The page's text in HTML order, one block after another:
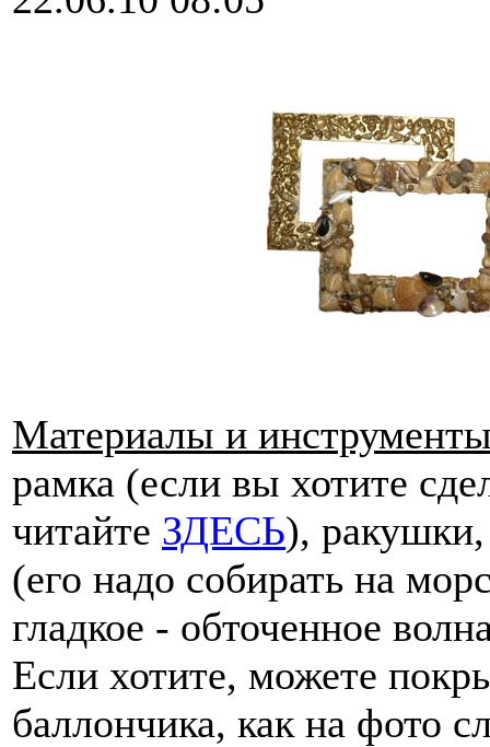
Материалы и
рамка (если вы хотите
читайте ЗДЕСЬ),
(его надо собирать на
гладкое - обточенное
Если хотите, можете
баллончика, как на фото